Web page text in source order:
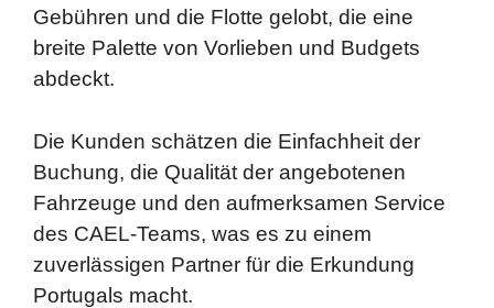
Gebühren und die Flotte gelobt, die eine
breite Palette von Vorlieben und Budgets
abdeckt.
Die Kunden schätzen die Einfachheit der
Buchung, die Qualität der angebotenen
Fahrzeuge und den aufmerksamen Service
des CAEL-Teams, was es zu einem
zuverlässigen Partner für die Erkundung
Portugals macht.